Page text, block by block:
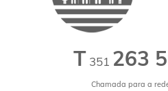
T 351 263
Chamada para a